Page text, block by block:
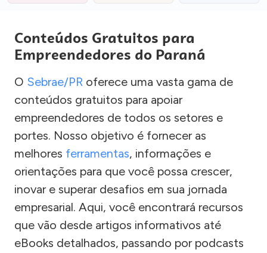
Conteúdos Gratuitos para
Empreendedores do Paraná
O Sebrae/PR oferece uma vasta gama de
conteúdos gratuitos para apoiar
empreendedores de todos os setores e
portes. Nosso objetivo é fornecer as
melhores ferramentas, informações e
orientações para que você possa crescer,
inovar e superar desafios em sua jornada
empresarial. Aqui, você encontrará recursos
que vão desde artigos informativos até
eBooks detalhados, passando por podcasts